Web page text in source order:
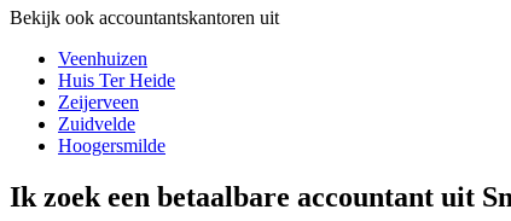
Bekijk ook accountantskantoren uit
Veenhuizen
Huis Ter Heide
Zeijerveen
Zuidvelde
Hoogersmilde
Ik zoek een betaalbare accountant uit